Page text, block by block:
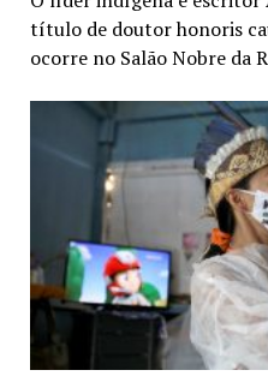
título de doutor honoris
ocorre no Salão Nobre da